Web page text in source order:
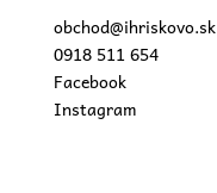
obchod@ihriskovo.sk
0918 511 654
Facebook
Instagram